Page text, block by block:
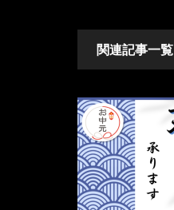
関連記事一覧